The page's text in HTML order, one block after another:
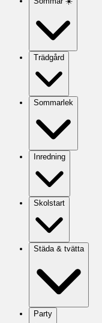
Trädgård
Sommarlek
Inredning
Skolstart
Städa & tvätta
Party